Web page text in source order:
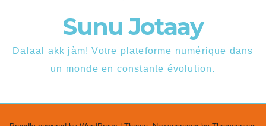
Sunu Jotaay
Dalaal akk jàm! Votre plateforme numérique dans
un monde en constante évolution.